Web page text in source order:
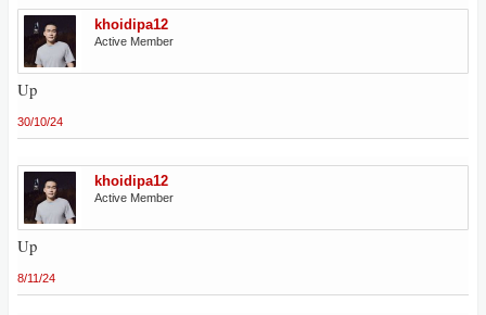
khoidipa12
Active Member
Up
30/10/24
khoidipa12
Active Member
Up
8/11/24